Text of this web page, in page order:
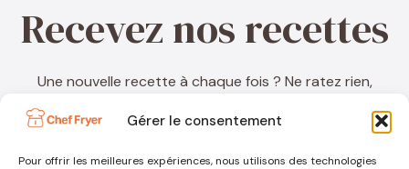
Gérer le consentement
Pour offrir les meilleures expériences, nous utilisons des technologies
Recevez nos recettes
Une nouvelle recette à chaque fois ? Ne ratez rien,